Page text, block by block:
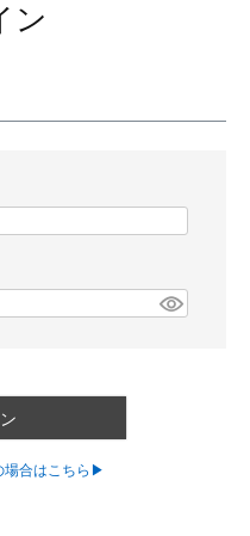
ン
場合はこちら▶